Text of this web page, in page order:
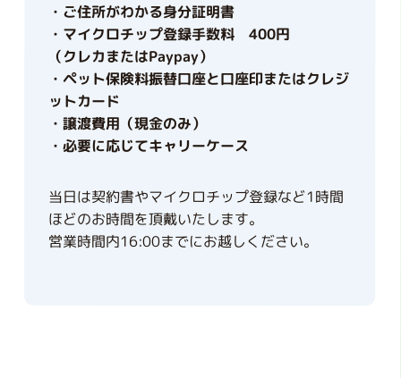
・ご住所がわかる身分証明書
・マイクロチップ登録手数料 400円
（クレカまたはPaypay）
・ペット保険料振替口座と口座印またはクレジ
ットカード
・譲渡費用（現金のみ）
・必要に応じてキャリーケース
当日は契約書やマイクロチップ登録など1時間
ほどのお時間を頂戴いたします。
営業時間内16:00までにお越しください。